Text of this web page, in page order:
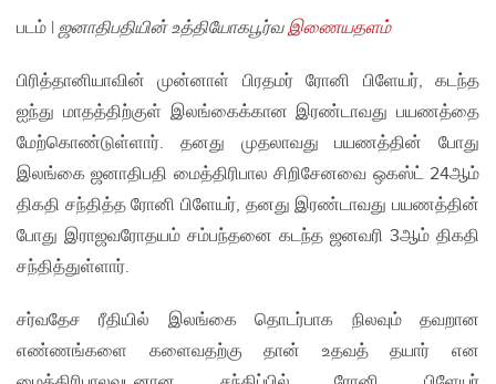
படம் | ஜனாதிபதியின் உத்தியோகபூர்வஇணையதளம்
பிரித்தானியாவின் முன்னாள் பிரதமர் ரோனி பிளேயர், கடந்த
ஐந்து மாதத்திற்குள் இலங்கைக்கான இரண்டாவது பயணத்தை
மேற்கொண்டுள்ளார். தனது முதலாவது பயணத்தின் போது
இலங்கை ஜனாதிபதி மைத்திரிபால சிறிசேனவை ஒகஸ்ட் 24ஆம்
திகதி சந்தித்த ரோனி பிளேயர், தனது இரண்டாவது பயணத்தின்
போது இராஜவரோதயம் சம்பந்தனை கடந்த ஜனவரி 3ஆம் திகதி
சந்தித்துள்ளார்.
சர்வதேச ரீதியில் இலங்கை தொடர்பாக நிலவும் தவறான
எண்ணங்களை களைவதற்கு தான் உதவத் தயார் என